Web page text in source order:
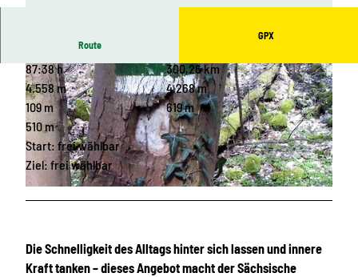
© Erlebnisheimat Erzgebirge
Route
GPX
87:38 h
300,26 km
4.558 m
4.268 m
109 m
619 m
510 m
Start: frei wählbar
Ziel: frei wählbar
Die Schnelligkeit des Alltags hinter sich lassen und innere
Kraft tanken – dieses Angebot macht der Sächsische